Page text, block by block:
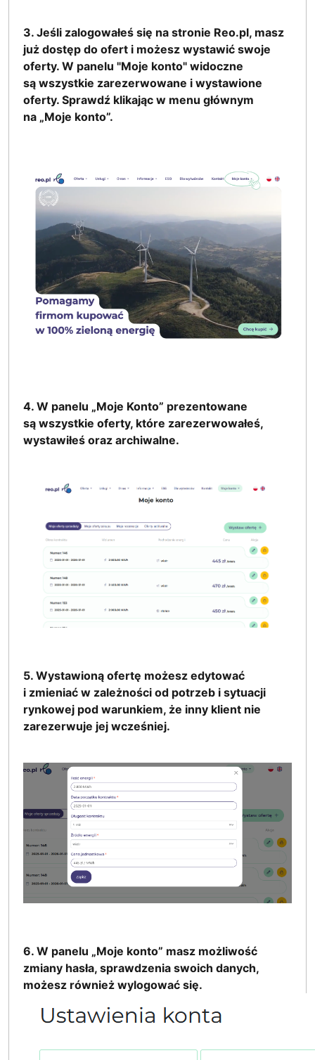
3. Jeśli zalogowałeś się na stronie Reo.pl, masz
już dostęp do ofert i możesz wystawić swoje
oferty. W panelu "Moje konto" widoczne
są wszystkie zarezerwowane i wystawione
oferty. Sprawdź klikając w menu głównym
na „Moje konto”.
4. W panelu „Moje Konto” prezentowane
są wszystkie oferty, które zarezerwowałeś,
wystawiłeś oraz archiwalne.
5. Wystawioną ofertę możesz edytować
i zmieniać w zależności od potrzeb i sytuacji
rynkowej pod warunkiem, że inny klient nie
zarezerwuje jej wcześniej.
6. W panelu „Moje konto” masz możliwość
zmiany hasła, sprawdzenia swoich danych,
możesz również wylogować się.